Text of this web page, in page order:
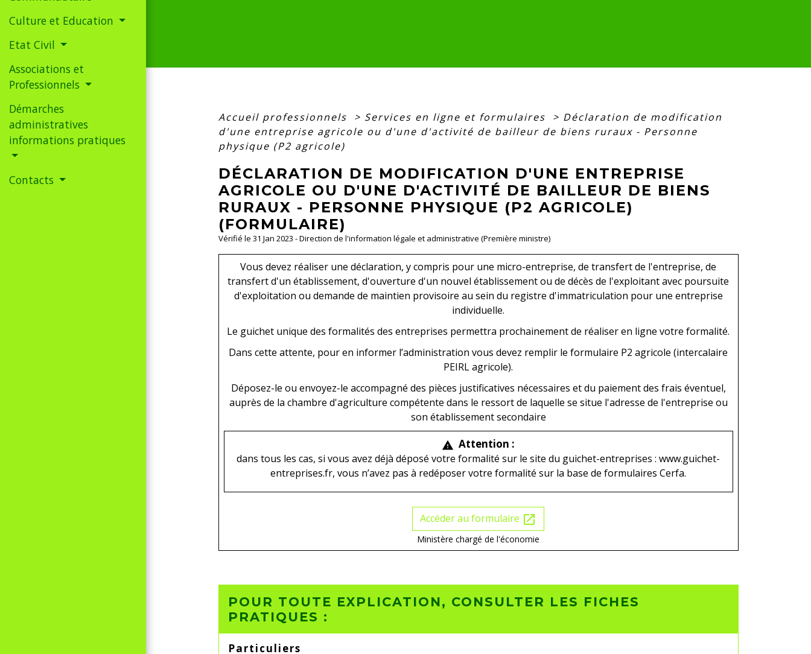
Culture et Education
Etat Civil
Associations et
Professionnels
Démarches
administratives
informations pratiques
Contacts
Accueil professionnels > Services en ligne et formulaires > Déclaration de modification
d'une entreprise agricole ou d'une d'activité de bailleur de biens ruraux - Personne
physique (P2 agricole)
DÉCLARATION DE MODIFICATION D'UNE ENTREPRISE
AGRICOLE OU D'UNE D'ACTIVITÉ DE BAILLEUR DE BIENS
RURAUX - PERSONNE PHYSIQUE (P2 AGRICOLE)
(FORMULAIRE)
Vérifié le 31 Jan 2023 - Direction de l'information légale et administrative (Première ministre)
Vous devez réaliser une déclaration, y compris pour une micro-entreprise, de transfert de l'entreprise, de
transfert d'un établissement, d'ouverture d'un nouvel établissement ou de décès de l'exploitant avec poursuite
d'exploitation ou demande de maintien provisoire au sein du registre d'immatriculation pour une entreprise
individuelle.
Le guichet unique des formalités des entreprises permettra prochainement de réaliser en ligne votre formalité.
Dans cette attente, pour en informer l’administration vous devez remplir le formulaire P2 agricole (intercalaire
PEIRL agricole).
Déposez-le ou envoyez-le accompagné des pièces justificatives nécessaires et du paiement des frais éventuel,
auprès de la chambre d'agriculture compétente dans le ressort de laquelle se situe l'adresse de l'entreprise ou
son établissement secondaire
warning Attention :
dans tous les cas, si vous avez déjà déposé votre formalité sur le site du guichet-entreprises : www.guichet-
entreprises.fr, vous n’avez pas à redéposer votre formalité sur la base de formulaires Cerfa.
Accéder au formulaire open_in_new
Ministère chargé de l'économie
POUR TOUTE EXPLICATION, CONSULTER LES FICHES
PRATIQUES :
Particuliers